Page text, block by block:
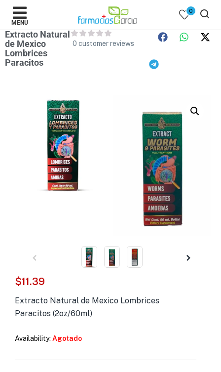
MENU
0
Extracto Natural
de Mexico
Lombrices
Paracitos
0 customer reviews
$11.39
Extracto Natural de Mexico Lombrices
Paracitos (2oz/60ml)
Availability: Agotado